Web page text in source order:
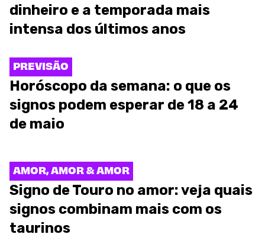
dinheiro e a temporada mais
intensa dos últimos anos
PREVISÃO
Horóscopo da semana: o que os
signos podem esperar de 18 a 24
de maio
AMOR, AMOR & AMOR
Signo de Touro no amor: veja quais
signos combinam mais com os
taurinos